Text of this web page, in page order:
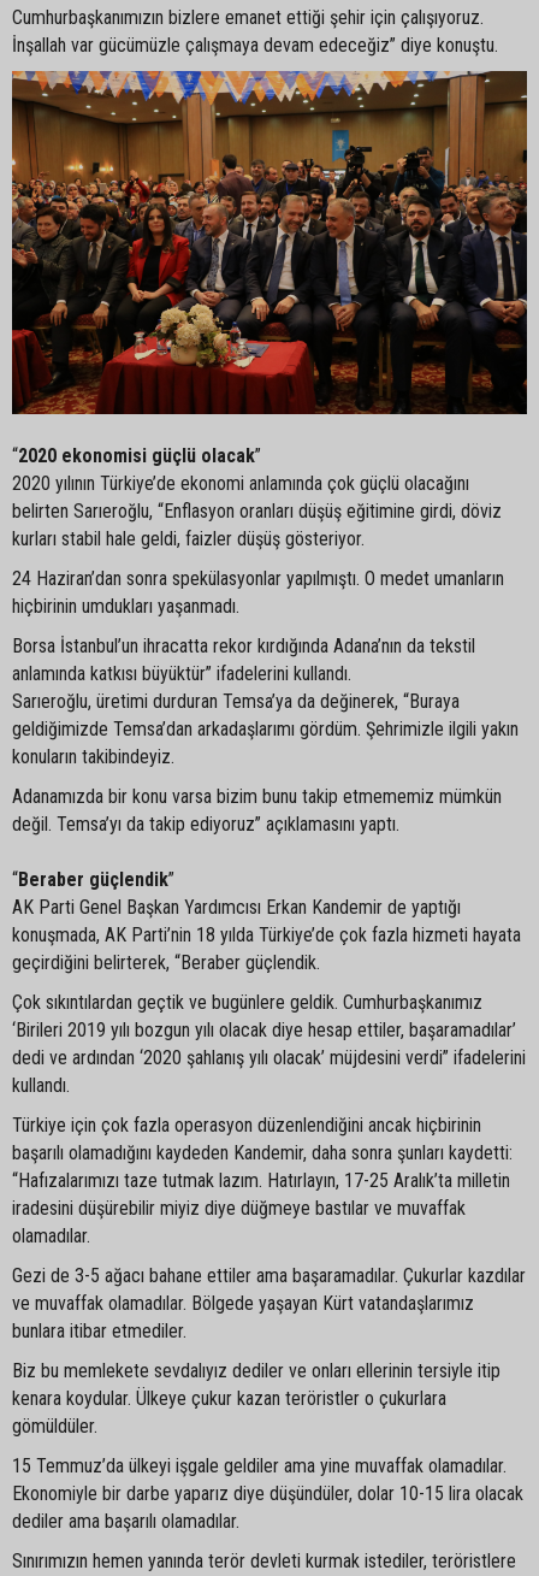
Cumhurbaşkanımızın bizlere emanet ettiği şehir için çalışıyoruz.
İnşallah var gücümüzle çalışmaya devam edeceğiz” diye konuştu.
“2020 ekonomisi güçlü olacak”
2020 yılının Türkiye’de ekonomi anlamında çok güçlü olacağını
belirten Sarıeroğlu, “Enflasyon oranları düşüş eğitimine girdi, döviz
kurları stabil hale geldi, faizler düşüş gösteriyor.
24 Haziran’dan sonra spekülasyonlar yapılmıştı. O medet umanların
hiçbirinin umdukları yaşanmadı.
Borsa İstanbul’un ihracatta rekor kırdığında Adana’nın da tekstil
anlamında katkısı büyüktür” ifadelerini kullandı.
Sarıeroğlu, üretimi durduran Temsa’ya da değinerek, “Buraya
geldiğimizde Temsa’dan arkadaşlarımı gördüm. Şehrimizle ilgili yakın
konuların takibindeyiz.
Adanamızda bir konu varsa bizim bunu takip etmememiz mümkün
değil. Temsa’yı da takip ediyoruz” açıklamasını yaptı.
“Beraber güçlendik”
AK Parti Genel Başkan Yardımcısı Erkan Kandemir de yaptığı
konuşmada, AK Parti’nin 18 yılda Türkiye’de çok fazla hizmeti hayata
geçirdiğini belirterek, “Beraber güçlendik.
Çok sıkıntılardan geçtik ve bugünlere geldik. Cumhurbaşkanımız
‘Birileri 2019 yılı bozgun yılı olacak diye hesap ettiler, başaramadılar’
dedi ve ardından ‘2020 şahlanış yılı olacak’ müjdesini verdi” ifadelerini
kullandı.
Türkiye için çok fazla operasyon düzenlendiğini ancak hiçbirinin
başarılı olamadığını kaydeden Kandemir, daha sonra şunları kaydetti:
“Hafızalarımızı taze tutmak lazım. Hatırlayın, 17-25 Aralık’ta milletin
iradesini düşürebilir miyiz diye düğmeye bastılar ve muvaffak
olamadılar.
Gezi de 3-5 ağacı bahane ettiler ama başaramadılar. Çukurlar kazdılar
ve muvaffak olamadılar. Bölgede yaşayan Kürt vatandaşlarımız
bunlara itibar etmediler.
Biz bu memlekete sevdalıyız dediler ve onları ellerinin tersiyle itip
kenara koydular. Ülkeye çukur kazan teröristler o çukurlara
gömüldüler.
15 Temmuz’da ülkeyi işgale geldiler ama yine muvaffak olamadılar.
Ekonomiyle bir darbe yaparız diye düşündüler, dolar 10-15 lira olacak
dediler ama başarılı olamadılar.
Sınırımızın hemen yanında terör devleti kurmak istediler, teröristlere